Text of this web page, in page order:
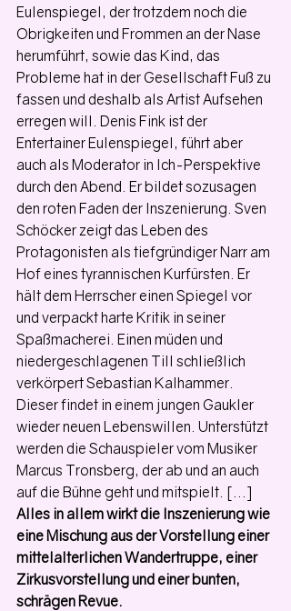
Eulenspiegel, der trotzdem noch die
Obrigkeiten und Frommen an der Nase
herumführt, sowie das Kind, das
Probleme hat in der Gesellschaft Fuß zu
fassen und deshalb als Artist Aufsehen
erregen will. Denis Fink ist der
Entertainer Eulenspiegel, führt aber
auch als Moderator in Ich-Perspektive
durch den Abend. Er bildet sozusagen
den roten Faden der Inszenierung. Sven
Schöcker zeigt das Leben des
Protagonisten als tiefgründiger Narr am
Hof eines tyrannischen Kurfürsten. Er
hält dem Herrscher einen Spiegel vor
und verpackt harte Kritik in seiner
Spaßmacherei. Einen müden und
niedergeschlagenen Till schließlich
verkörpert Sebastian Kalhammer.
Dieser findet in einem jungen Gaukler
wieder neuen Lebenswillen. Unterstützt
werden die Schauspieler vom Musiker
Marcus Tronsberg, der ab und an auch
auf die Bühne geht und mitspielt. [...]
Alles in allem wirkt die Inszenierung wie
eine Mischung aus der Vorstellung einer
mittelalterlichen Wandertruppe, einer
Zirkusvorstellung und einer bunten,
schrägen Revue.